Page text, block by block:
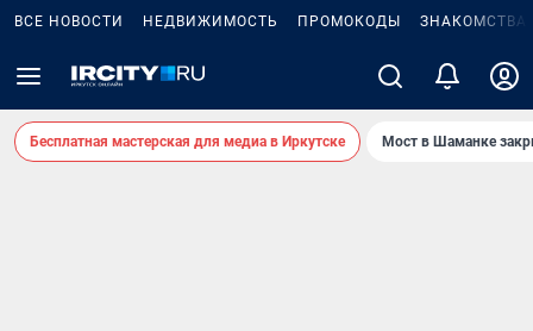
ВСЕ НОВОСТИ НЕДВИЖИМОСТЬ ПРОМОКОДЫ ЗНАКОМСТВА
Бесплатная мастерская для медиа в Иркутске Мост в Шаманке